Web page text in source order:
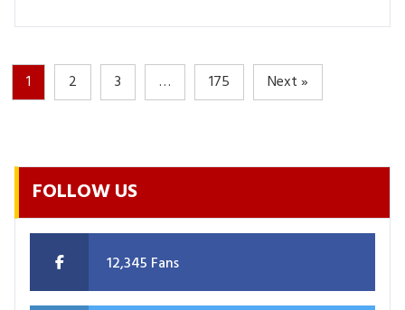
1 2 3 … 175 Next »
FOLLOW US
12,345 Fans